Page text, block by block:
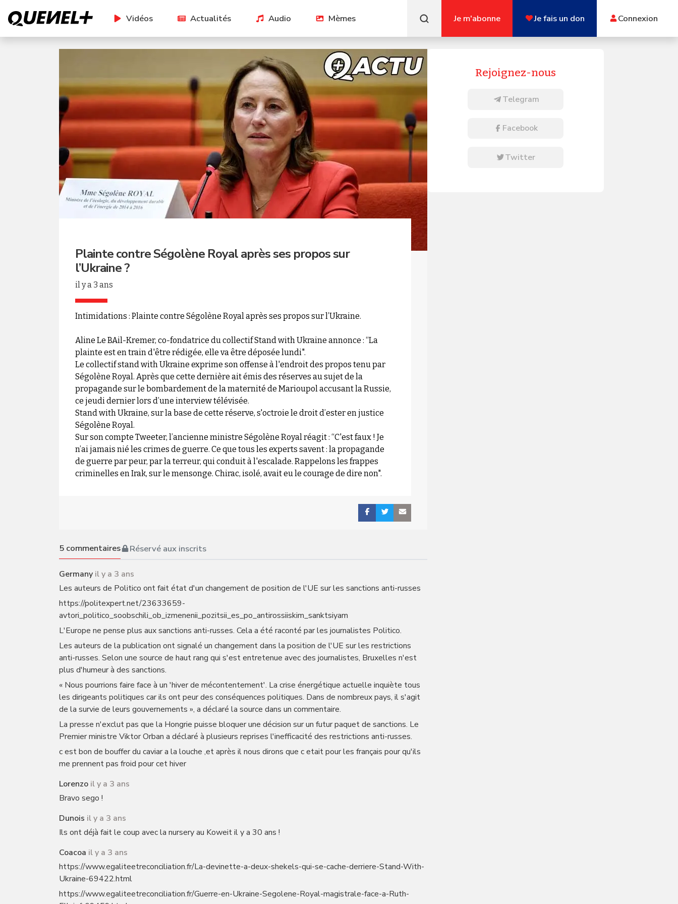
Vidéos Actualités Audio Mèmes Je m'abonne Je fais un don Connexion
Plainte contre Ségolène Royal après ses propos sur
l’Ukraine ?
il y a 3 ans
Intimidations : Plainte contre Ségolène Royal après ses propos sur l’Ukraine.
Aline Le BAil-Kremer, co-fondatrice du collectif Stand with Ukraine annonce : “La
plainte est en train d'être rédigée, elle va être déposée lundi".
Le collectif stand with Ukraine exprime son offense à l'endroit des propos tenu par
Ségolène Royal. Après que cette dernière ait émis des réserves au sujet de la
propagande sur le bombardement de la maternité de Marioupol accusant la Russie,
ce jeudi dernier lors d’une interview télévisée.
Stand with Ukraine, sur la base de cette réserve, s'octroie le droit d’ester en justice
Ségolène Royal.
Sur son compte Tweeter, l’ancienne ministre Ségolène Royal réagit : “C'est faux ! Je
n’ai jamais nié les crimes de guerre. Ce que tous les experts savent : la propagande
de guerre par peur, par la terreur, qui conduit à l'escalade. Rappelons les frappes
criminelles en Irak, sur le mensonge. Chirac, isolé, avait eu le courage de dire non".
5 commentaires Réservé aux inscrits
Germany il y a 3 ans
Les auteurs de Politico ont fait état d'un changement de position de l'UE sur les sanctions anti-russes
https://politexpert.net/23633659-
avtori_politico_soobschili_ob_izmenenii_pozitsii_es_po_antirossiiskim_sanktsiyam
L'Europe ne pense plus aux sanctions anti-russes. Cela a été raconté par les journalistes Politico.
Les auteurs de la publication ont signalé un changement dans la position de l'UE sur les restrictions
anti-russes. Selon une source de haut rang qui s'est entretenue avec des journalistes, Bruxelles n'est
plus d'humeur à des sanctions.
« Nous pourrions faire face à un 'hiver de mécontentement'. La crise énergétique actuelle inquiète tous
les dirigeants politiques car ils ont peur des conséquences politiques. Dans de nombreux pays, il s'agit
de la survie de leurs gouvernements », a déclaré la source dans un commentaire.
La presse n'exclut pas que la Hongrie puisse bloquer une décision sur un futur paquet de sanctions. Le
Premier ministre Viktor Orban a déclaré à plusieurs reprises l'inefficacité des restrictions anti-russes.
c est bon de bouffer du caviar a la louche ,et après il nous dirons que c etait pour les français pour qu'ils
me prennent pas froid pour cet hiver
Lorenzo il y a 3 ans
Bravo sego !
Dunois il y a 3 ans
Ils ont déjà fait le coup avec la nursery au Koweit il y a 30 ans !
Coacoa il y a 3 ans
https://www.egaliteetreconciliation.fr/La-devinette-a-deux-shekels-qui-se-cache-derriere-Stand-With-
Ukraine-69422.html
https://www.egaliteetreconciliation.fr/Guerre-en-Ukraine-Segolene-Royal-magistrale-face-a-Ruth-
Rejoignez-nous
Telegram
Facebook
Twitter